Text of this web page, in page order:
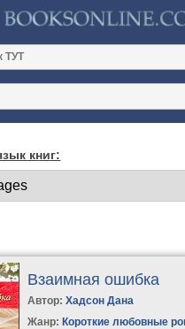
книг:
Взаимная ошибка
Автор: Хадсон Дана
Жанр: Короткие любовные